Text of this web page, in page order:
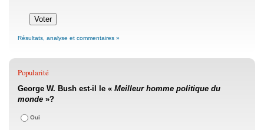
Résultats, analyse et commentaires »
Popularité
George W. Bush est-il le « Meilleur homme politique du
monde »?
Oui